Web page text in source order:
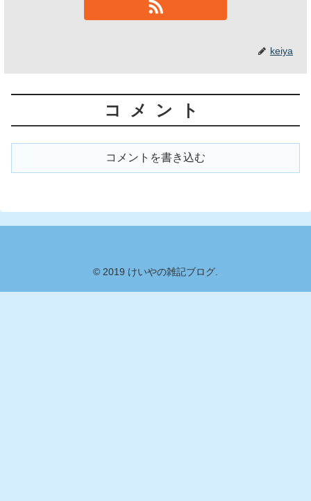
keiya
コメント
コメントを書き込む
© 2019 けいやの雑記ブログ.